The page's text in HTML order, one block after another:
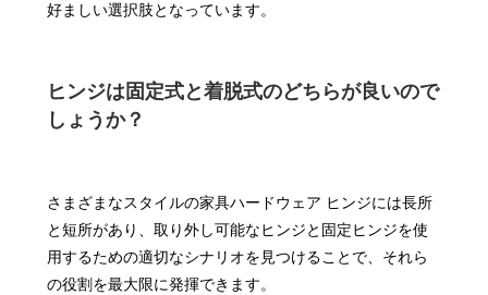
好ましい選択肢となっています。
ヒンジは固定式と着脱式のどちらが良いので
しょうか？
さまざまなスタイルの家具ハードウェア ヒンジには長所
と短所があり、取り外し可能なヒンジと固定ヒンジを使
用するための適切なシナリオを見つけることで、それら
の役割を最大限に発揮できます。